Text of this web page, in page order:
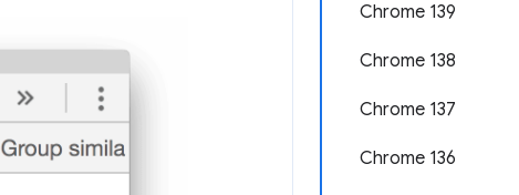
Chrome 139
Chrome 138
Chrome 137
Chrome 136